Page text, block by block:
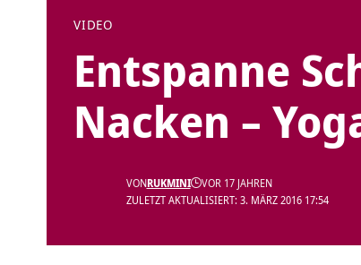
VIDEO
Entspanne
Nacken –
ZULETZT AKTUALISIERT: 3. MÄRZ 2016 17:54
VONRUKMINI VOR 17 JAHREN